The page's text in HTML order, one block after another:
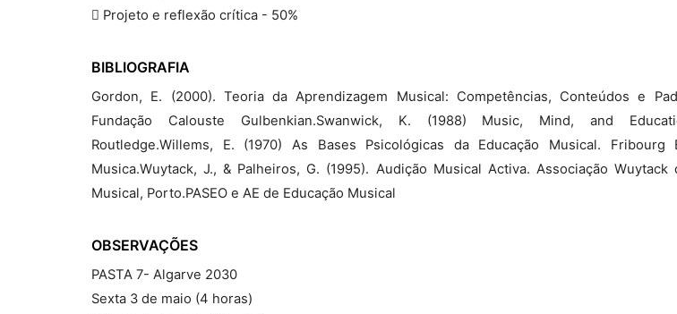
 Projeto e reflexão crítica - 50%
BIBLIOGRAFIA
Gordon, E. (2000). Teoria da Aprendizagem Musical: Competências, Conteúdos e
Fundação Calouste Gulbenkian.Swanwick, K. (1988) Music, Mind, and
Routledge.Willems, E. (1970) As Bases Psicológicas da Educação Musical. Fribourg
Musica.Wuytack, J., & Palheiros, G. (1995). Audição Musical Activa. Associação Wuytack
Musical, Porto.PASEO e AE de Educação Musical
OBSERVAÇÕES
PASTA 7- Algarve 2030
Sexta 3 de maio (4 horas)